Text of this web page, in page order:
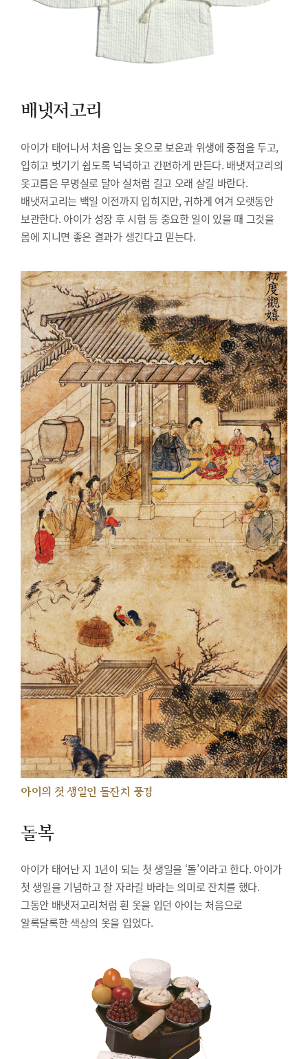
배냇저고리
아이가 태어나서 처음 입는 옷으로 보온과 위생에 중점을 두고,
입히고 벗기기 쉽도록 넉넉하고 간편하게 만든다. 배냇저고리의
옷고름은 무명실로 달아 실처럼 길고 오래 살길 바란다.
배냇저고리는 백일 이전까지 입히지만, 귀하게 여겨 오랫동안
보관한다. 아이가 성장 후 시험 등 중요한 일이 있을 때 그것을
몸에 지니면 좋은 결과가 생긴다고 믿는다.
아이의 첫 생일인 돌잔치 풍경
돌복
아이가 태어난 지 1년이 되는 첫 생일을 ‘돌’이라고 한다. 아이가
첫 생일을 기념하고 잘 자라길 바라는 의미로 잔치를 했다.
그동안 배냇저고리처럼 흰 옷을 입던 아이는 처음으로
알록달록한 색상의 옷을 입었다.